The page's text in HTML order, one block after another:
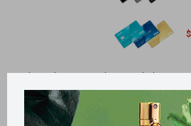
$
Repelente de insectos dos variedades:
y Máxima duración aun en condiciones
CONT. 133 g